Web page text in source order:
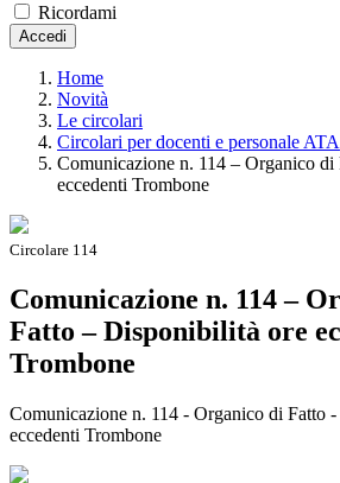
Ricordami
Accedi
Home
Novità
Le circolari
Circolari per docenti e personale ATA
Comunicazione n. 114 – Organico
eccedenti Trombone
Circolare 114
Comunicazione n. 114 –
Fatto – Disponibilità ore
Trombone
Comunicazione n. 114 - Organico di Fatto
eccedenti Trombone